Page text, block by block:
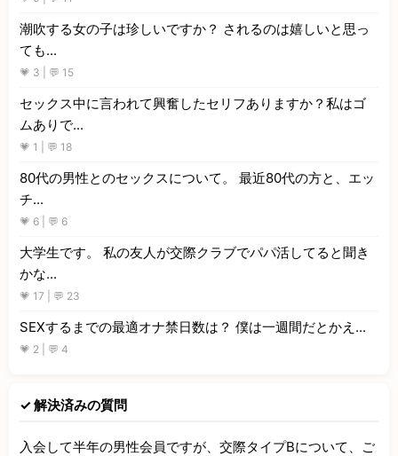
潮吹する女の子は珍しいですか？ されるのは嬉しいと思っ
ても...
💗 3 | 💬 15
セックス中に言われて興奮したセリフありますか？私はゴ
ムありで...
💗 1 | 💬 18
80代の男性とのセックスについて。 最近80代の方と、エッ
チ...
💗 6 | 💬 6
大学生です。 私の友人が交際クラブでパパ活してると聞き
かな...
💗 17 | 💬 23
SEXするまでの最適オナ禁日数は？ 僕は一週間だとかえ...
💗 2 | 💬 4
✓ 解決済みの質問
入会して半年の男性会員ですが、交際タイプBについて、ご